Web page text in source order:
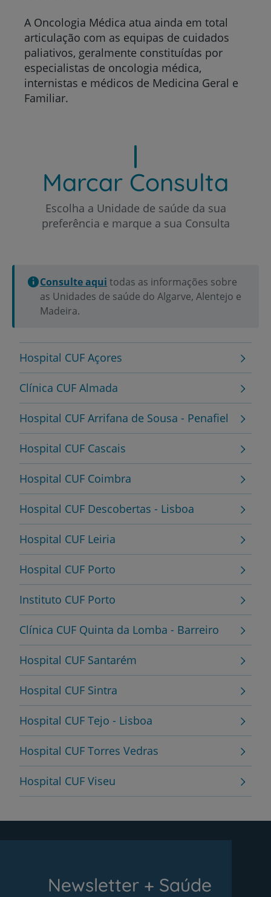
A Oncologia Médica atua ainda em total
articulação com as equipas de cuidados
paliativos, geralmente constituídas por
especialistas de oncologia médica,
internistas e médicos de Medicina Geral e
Familiar.
Marcar Consulta
Escolha a Unidade de saúde da sua
preferência e marque a sua Consulta
Consulte aqui todas as informações sobre
as Unidades de saúde do Algarve, Alentejo e
Madeira.
Hospital CUF Açores
Clínica CUF Almada
Hospital CUF Arrifana de Sousa - Penafiel
Hospital CUF Cascais
Hospital CUF Coimbra
Hospital CUF Descobertas - Lisboa
Hospital CUF Leiria
Hospital CUF Porto
Instituto CUF Porto
Clínica CUF Quinta da Lomba - Barreiro
Hospital CUF Santarém
Hospital CUF Sintra
Hospital CUF Tejo - Lisboa
Hospital CUF Torres Vedras
Hospital CUF Viseu
Newsletter + Saúde